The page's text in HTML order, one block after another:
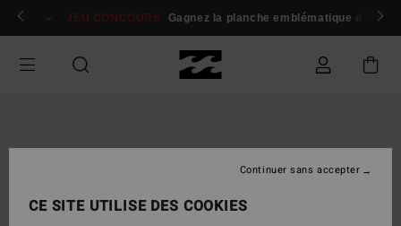
Passer
Se connecter / s'inscrire
JEU CONCOURS Gagnez la planche emblématique d'Andy
CE SITE UTILISE DES COOKIES
Continuer sans accepter